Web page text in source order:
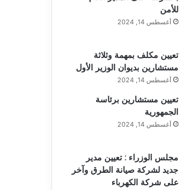
للأمن
أغسطس 14, 2024
تعيين مكلف بمهمة وثلاثة
مستشارين بديوان الوزير الأول
أغسطس 14, 2024
تعيين مستشارين برئاسة
الجمهورية
أغسطس 14, 2024
مجلس الوزراء : تعيين مدير
جديد لشركة صيانة الطرق وآخر
على شركة الكهرباء